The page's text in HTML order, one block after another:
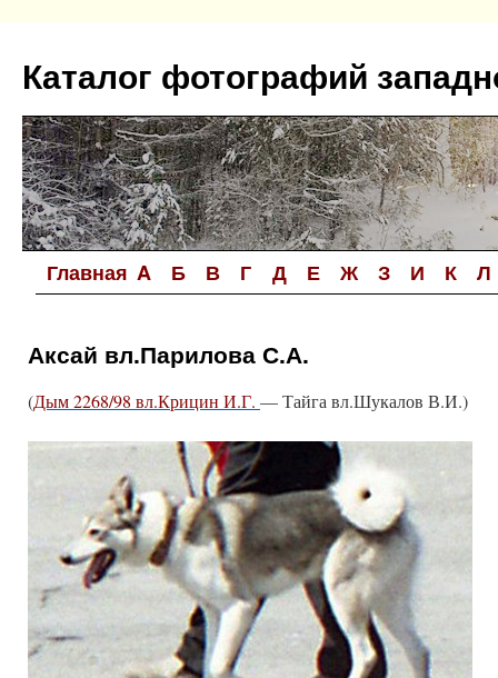
содержимому
Каталог фотографий
Главная A Б В Г Д Е Ж З И К Л
Аксай вл.Парилова С.А.
(Дым 2268/98 вл.Крицин И.Г. — Тайга вл.Шукалов В.И.)